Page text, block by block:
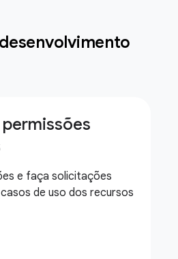
e faça solicitações
de uso dos recursos